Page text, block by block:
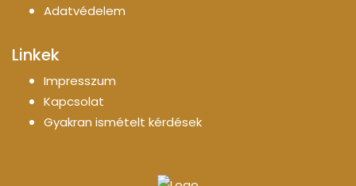
Adatvédelem
Linkek
Impresszum
Kapcsolat
Gyakran ismételt kérdések